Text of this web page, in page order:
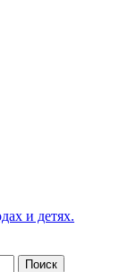
и детях.